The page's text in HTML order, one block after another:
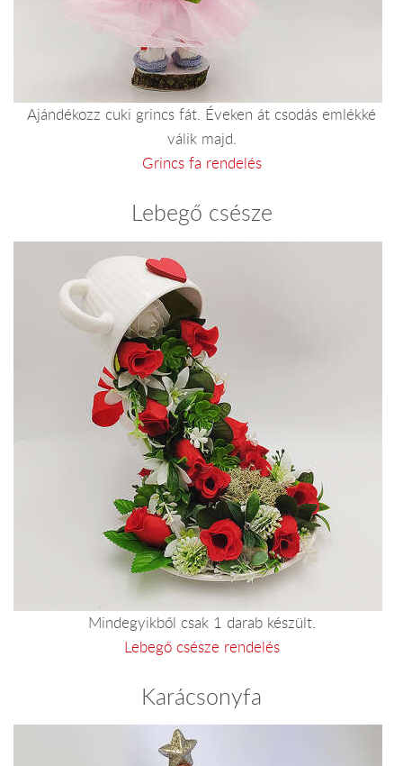
Ajándékozz cuki grincs fát. Éveken át csodás emlékké
válik majd.
Grincs fa rendelés
Lebegő csésze
Mindegyikből csak 1 darab készült.
Lebegő csésze rendelés
Karácsonyfa